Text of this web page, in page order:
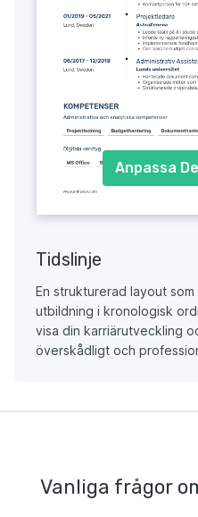
Anpassa
Tidslinje
En strukturerad layout
utbildning i kronologisk
visa din karriärutveckling
överskådligt och
Vanliga frågor